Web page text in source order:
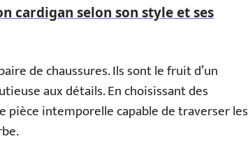
cardigan selon son style et ses
de chaussures. Ils sont le fruit d’un
aux détails. En choisissant des
pièce intemporelle capable de traverser les